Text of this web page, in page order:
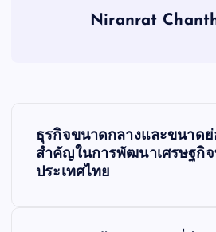
Niranrat
ธุรกิจขนาดกลางและขนาดย่
สำคัญในการพัฒนาเศรษฐกิ
ประเทศไทย